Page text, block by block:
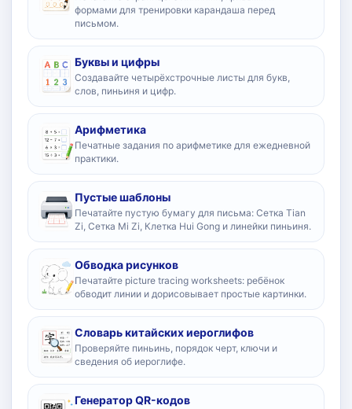
формами для тренировки карандаша перед
письмом.
Буквы и цифры
Создавайте четырёхстрочные листы для букв,
слов, пиньиня и цифр.
Арифметика
Печатные задания по арифметике для ежедневной
практики.
Пустые шаблоны
Печатайте пустую бумагу для письма: Сетка Tian
Zi, Сетка Mi Zi, Клетка Hui Gong и линейки пиньиня.
Обводка рисунков
Печатайте picture tracing worksheets: ребёнок
обводит линии и дорисовывает простые картинки.
Словарь китайских иероглифов
Проверяйте пиньинь, порядок черт, ключи и
сведения об иероглифе.
Генератор QR-кодов